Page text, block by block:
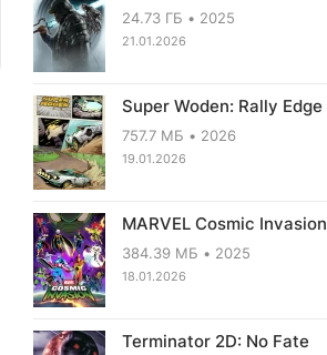
24.73 ГБ 2025
21.01.2026
Super Woden: Rally Edge
757.7 МБ 2026
19.01.2026
MARVEL Cosmic Invasion
384.39 МБ 2025
18.01.2026
Terminator 2D: No Fate